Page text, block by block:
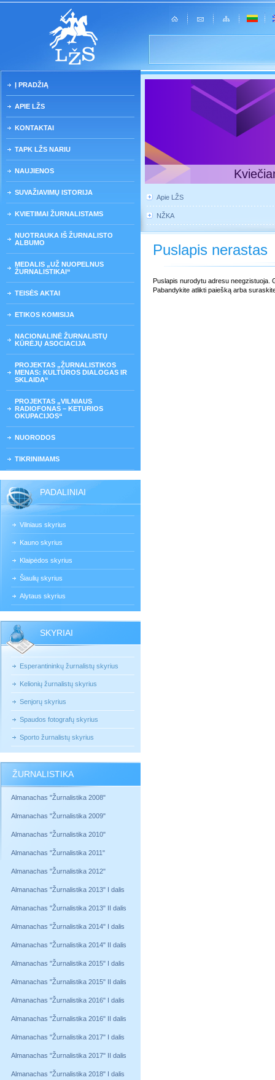
Į PRADŽIĄ
APIE LŽS
KONTAKTAI
TAPK LŽS NARIU
NAUJIENOS
SUVAŽIAVIMŲ ISTORIJA
KVIETIMAI ŽURNALISTAMS
NUOTRAUKA IŠ ŽURNALISTO
ALBUMO
MEDALIS „UŽ NUOPELNUS
ŽURNALISTIKAI“
TEISĖS AKTAI
ETIKOS KOMISIJA
NACIONALINĖ ŽURNALISTŲ
KŪRĖJŲ ASOCIACIJA
PROJEKTAS „ŽURNALISTIKOS
MENAS: KULTŪROS DIALOGAS IR
SKLAIDA“
PROJEKTAS „VILNIAUS
RADIOFONAS – KETURIOS
OKUPACIJOS“
NUORODOS
TIKRINIMAMS
PADALINIAI
Vilniaus skyrius
Kauno skyrius
Klaipėdos skyrius
Šiaulių skyrius
Alytaus skyrius
SKYRIAI
Esperantininkų žurnalistų skyrius
Kelionių žurnalistų skyrius
Senjorų skyrius
Spaudos fotografų skyrius
Sporto žurnalistų skyrius
ŽURNALISTIKA
Almanachas "Žurnalistika 2008"
Almanachas "Žurnalistika 2009"
Almanachas "Žurnalistika 2010"
Almanachas "Žurnalistika 2011"
Almanachas "Žurnalistika 2012"
Almanachas "Žurnalistika 2013" I dalis
Almanachas "Žurnalistika 2013" II dalis
Almanachas "Žurnalistika 2014" I dalis
Almanachas "Žurnalistika 2014" II dalis
Almanachas "Žurnalistika 2015" I dalis
Almanachas "Žurnalistika 2015" II dalis
Almanachas "Žurnalistika 2016" I dalis
Almanachas "Žurnalistika 2016" II dalis
Almanachas "Žurnalistika 2017" I dalis
Almanachas "Žurnalistika 2017" II dalis
Almanachas "Žurnalistika 2018" I dalis
Apie LŽS
NŽKA
Puslapis nerastas
Puslapis nurodytu adresu neegzistuoja.
Pabandykite atlikti paiešką arba